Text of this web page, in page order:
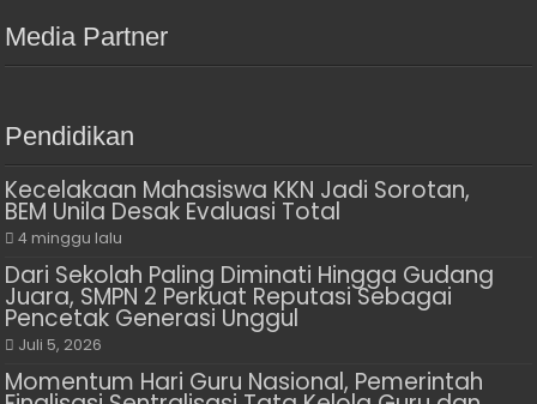
Media Partner
Pendidikan
Kecelakaan Mahasiswa KKN Jadi Sorotan,
BEM Unila Desak Evaluasi Total
4 minggu lalu
Dari Sekolah Paling Diminati Hingga Gudang
Juara, SMPN 2 Perkuat Reputasi Sebagai
Pencetak Generasi Unggul
Juli 5, 2026
Momentum Hari Guru Nasional, Pemerintah